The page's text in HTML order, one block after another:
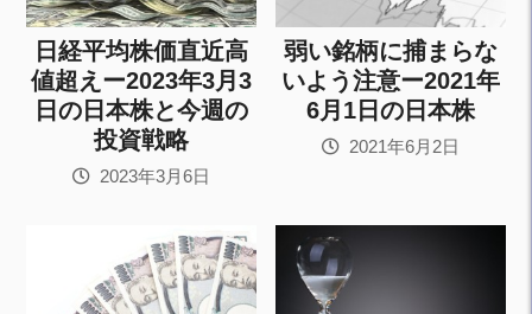
日経平均株価直近高
値超えー2023年3月3
日の日本株と今週の
投資戦略
2023年3月6日
弱い銘柄に捕まらな
いよう注意ー2021年
6月1日の日本株
2021年6月2日